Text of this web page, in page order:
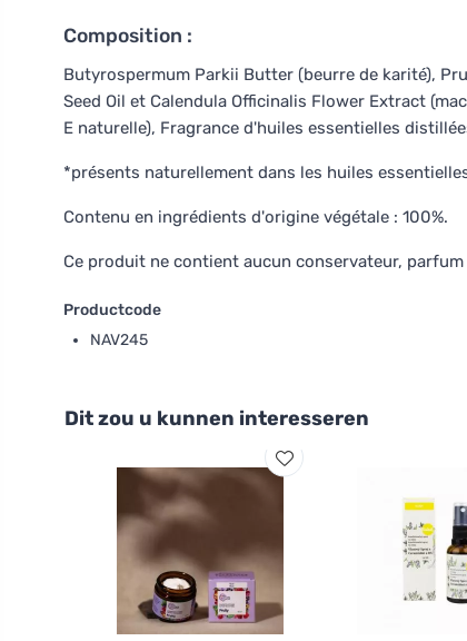
Composition :
Butyrospermum Parkii Butter (beurre de karité),
Seed Oil et Calendula Officinalis Flower Extract
E naturelle), Fragrance d'huiles essentielles
*présents naturellement dans les huiles
Contenu en ingrédients d'origine végétale : 100%.
Ce produit ne contient aucun conservateur,
Productcode
NAV245
Dit zou u kunnen interesseren